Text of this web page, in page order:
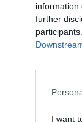
information
further
I want